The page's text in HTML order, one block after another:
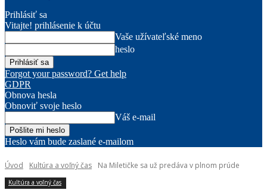
Prihlásiť sa
Vitajte! prihlásenie k účtu
Vaše užívateľské meno
heslo
Forgot your password? Get help
GDPR
Obnova hesla
Obnoviť svoje heslo
Váš e-mail
Heslo vám bude zaslané e-mailom
Úvod Kultúra a voľný čas Na Miletičke sa už predáva v plnom prúde
Kultúra a voľný čas